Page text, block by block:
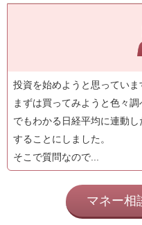
投資を始めようと思っていま
まずは買ってみようと色々
でもわかる日経平均に連動
することにしました。
そこで質問なので...
マネー相